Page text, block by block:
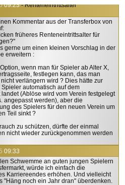
09:23- Renteneintrittsalter
Kommentar aus der Transferbox von
früheres Renteneintrittsalter für
gerne um einen kleinen Vorschlag in der
erweitern :
wenn man für Spieler ab Alter X,
festlegen kann, das man
verlängern wird ? Dies hätte zur
automatisch auf dem
landet (Ablöse wird vom Verein festgelegt
angepasst werden), aber die
des Spielers für den neuen Verein um
Teil sinkt ?
zu schützen, dürfte der einmal
nicht wieder zurückgenommen werden
09:33
Schwemme an guten jungen Spielern
würde ich einfach die
Karriereendes erhöhen. Und vielleicht
"Häng noch ein Jahr dran" überdenken.